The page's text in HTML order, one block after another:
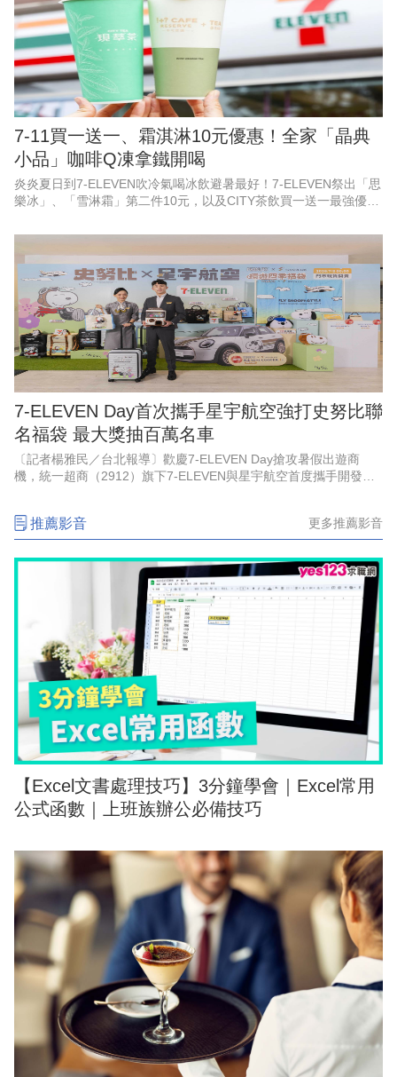
7-11買一送一、霜淇淋10元優惠！全家「晶典
小品」咖啡Q凍拿鐵開喝
炎炎夏日到7-ELEVEN吹冷氣喝冰飲避暑最好！7-ELEVEN祭出「思
樂冰」、「雪淋霜」第二件10元，以及CITY茶飲買一送一最強優
只要0
7-ELEVEN Day首次攜手星宇航空強打史努比聯
名福袋 最大獎抽百萬名車
〔記者楊雅民／台北報導〕歡慶7-ELEVEN Day搶攻暑假出遊商
機，統一超商（2912）旗下7-ELEVEN與星宇航空首度攜手開發史
推薦影音 更多推薦影音
【Excel文書處理技巧】3分鐘學會｜Excel常用
公式函數｜上班族辦公必備技巧